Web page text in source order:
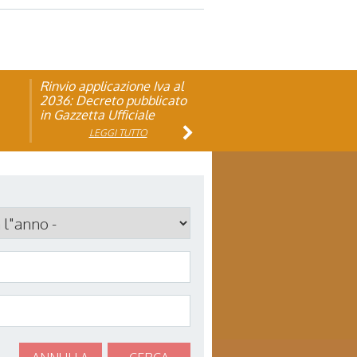
Rinvio applicazione Iva al
2036: Decreto pubblicato
in Gazzetta Ufficiale
LEGGI TUTTO
Visita veterinaria annuale
LEGGI TUTTO